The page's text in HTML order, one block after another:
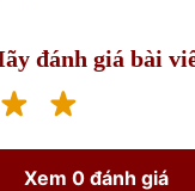
đánh giá bài
Xem 0 đánh giá